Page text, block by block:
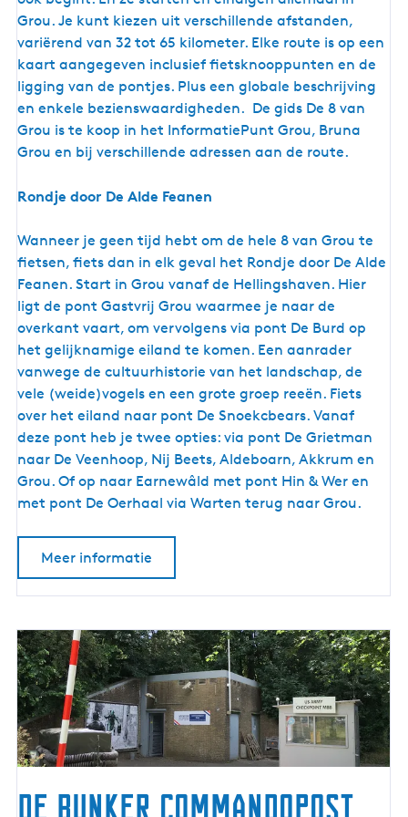
s
e
n
s
e
n
i
n
e
n
o
d
G
r
o
u
Grou. Je kunt kiezen uit verschillende afstanden,
variërend van 32 tot 65 kilometer. Elke route is op een
kaart aangegeven inclusief fietsknooppunten en de
ligging van de pontjes. Plus een globale beschrijving
en enkele bezienswaardigheden. De gids De 8 van
Grou is te koop in het InformatiePunt Grou, Bruna
Grou en bij verschillende adressen aan de route.
Rondje door De Alde Feanen
Wanneer je geen tijd hebt om de hele 8 van Grou te
fietsen, fiets dan in elk geval het Rondje door De Alde
Feanen. Start in Grou vanaf de Hellingshaven. Hier
ligt de pont Gastvrij Grou waarmee je naar de
overkant vaart, om vervolgens via pont De Burd op
het gelijknamige eiland te komen. Een aanrader
vanwege de cultuurhistorie van het landschap, de
vele (weide)vogels en een grote groep reeën. Fiets
over het eiland naar pont De Snoekcbears. Vanaf
deze pont heb je twee opties: via pont De Grietman
naar De Veenhoop, Nij Beets, Aldeboarn, Akkrum en
Grou. Of op naar Earnewâld met pont Hin & Wer en
met pont De Oerhaal via Warten terug naar Grou.
Meer informatie
De Bunker Commandopost